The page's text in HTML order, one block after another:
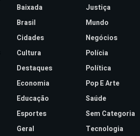
Baixada
Brasil
Cidades
Cultura
Destaques
Economia
Educação
Esportes
Geral
Justiça
Mundo
Negócios
Polícia
Política
Pop E Arte
Saúde
Sem Categoria
Tecnologia